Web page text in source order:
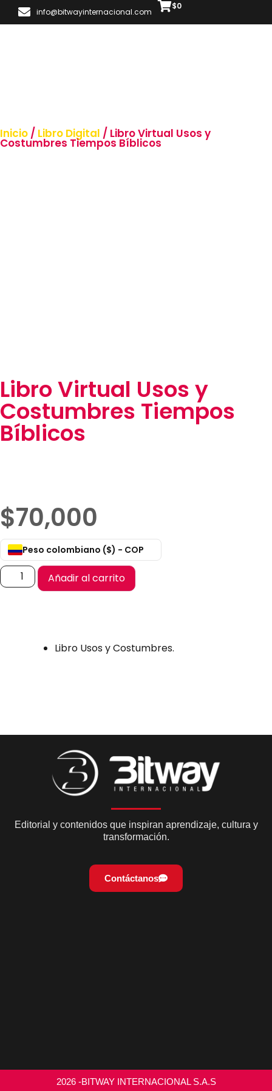
info@bitwayinternacional.com
$0
Inicio / Libro Digital / Libro Virtual Usos y
Costumbres Tiempos Bíblicos
Libro Virtual Usos y
Costumbres Tiempos
Bíblicos
$70,000
Peso colombiano ($) - COP
Añadir al carrito
Libro Usos y Costumbres.
Editorial y contenidos que inspiran aprendizaje, cultura y
transformación.
Contáctanos
2026 -BITWAY INTERNACIONAL S.A.S